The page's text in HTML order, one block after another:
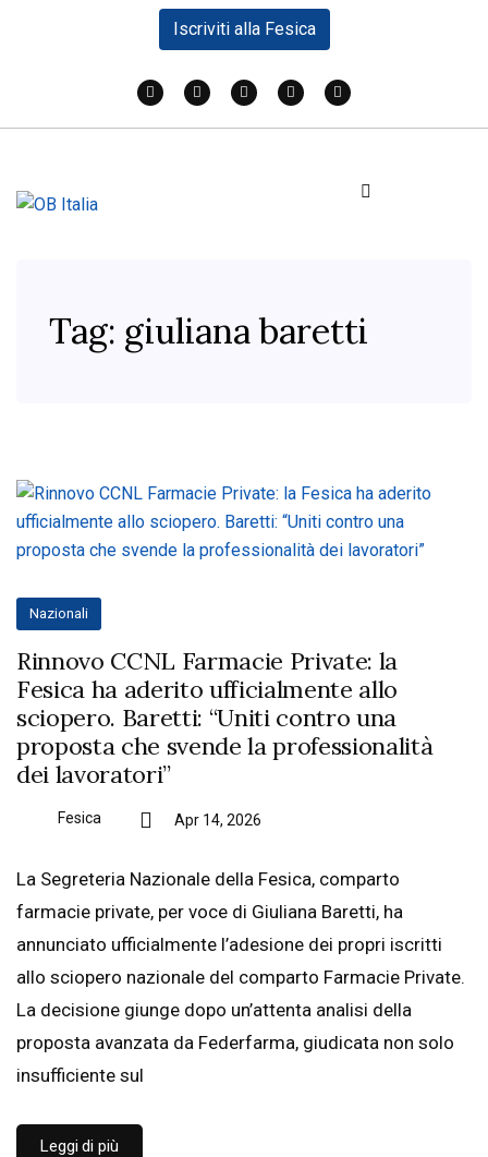
Iscriviti alla Fesica
Tag: giuliana baretti
Nazionali
Rinnovo CCNL Farmacie Private: la
Fesica ha aderito ufficialmente allo
sciopero. Baretti: “Uniti contro una
proposta che svende la professionalità
dei lavoratori”
Fesica Apr 14, 2026
La Segreteria Nazionale della Fesica, comparto
farmacie private, per voce di Giuliana Baretti, ha
annunciato ufficialmente l’adesione dei propri iscritti
allo sciopero nazionale del comparto Farmacie Private.
La decisione giunge dopo un’attenta analisi della
proposta avanzata da Federfarma, giudicata non solo
insufficiente sul
Leggi di più